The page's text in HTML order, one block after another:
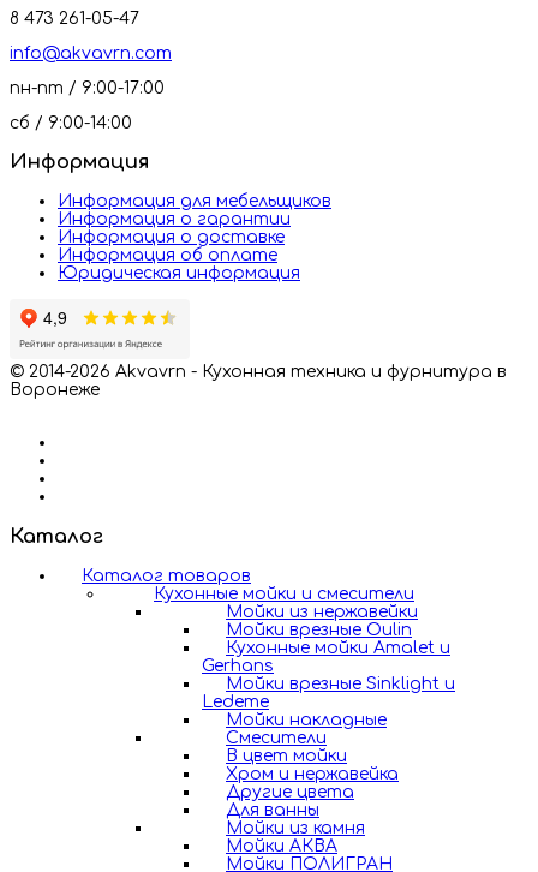
8 473 261-05-47
info@akvavrn.com
пн-пт / 9:00-17:00
сб / 9:00-14:00
Информация
Информация для мебельщиков
Информация о гарантии
Информация о доставке
Информация об оплате
Юридическая информация
© 2014-2026 Akvavrn - Кухонная техника и фурнитура в
Воронеже
Каталог
Каталог товаров
Кухонные мойки и смесители
Мойки из нержавейки
Мойки врезные Oulin
Кухонные мойки Amalet и
Gerhans
Мойки врезные Sinklight и
Ledeme
Мойки накладные
Смесители
В цвет мойки
Хром и нержавейка
Другие цвета
Для ванны
Мойки из камня
Мойки АКВА
Мойки ПОЛИГРАН